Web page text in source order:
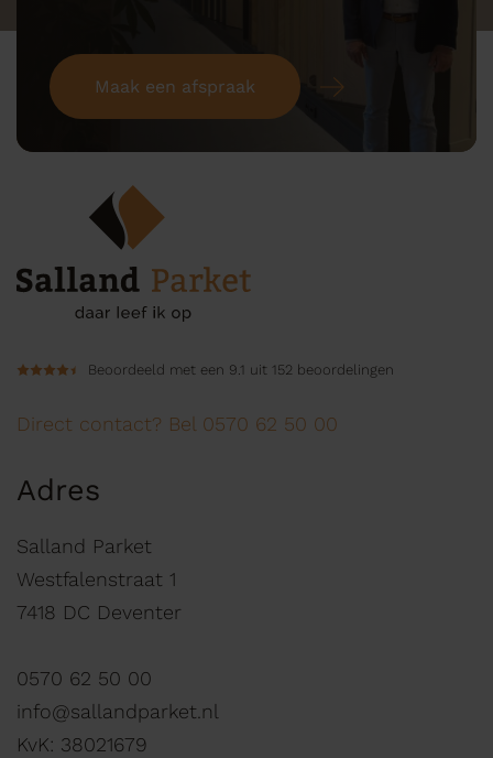
Maak een afspraak
Beoordeeld met een 9.1 uit 152 beoordelingen
Direct contact? Bel 0570 62 50 00
Adres
Salland Parket
Westfalenstraat 1
7418 DC Deventer
0570 62 50 00
info@sallandparket.nl
KvK: 38021679